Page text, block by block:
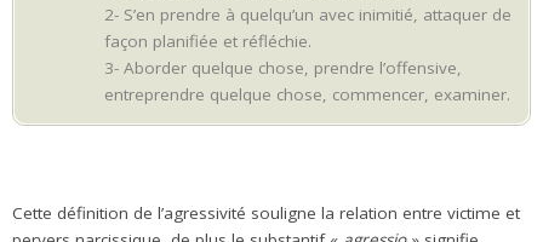
2- S’en prendre à quelqu’un avec inimitié, attaquer de
façon planifiée et réfléchie.
3- Aborder quelque chose, prendre l’offensive,
entreprendre quelque chose, commencer, examiner.
Cette définition de l’agressivité souligne la relation entre victime et